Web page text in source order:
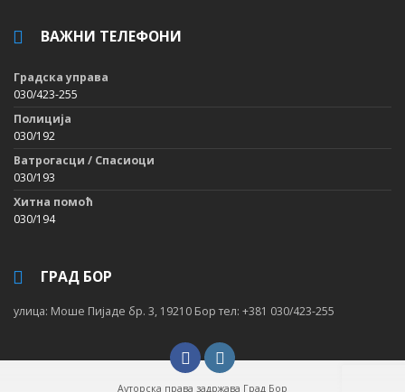
ВАЖНИ ТЕЛЕФОНИ
Градска управа
030/423-255
Полиција
030/192
Ватрогасци / Спасиоци
030/193
Хитна помоћ
030/194
ГРАД БОР
улица: Моше Пијаде бр. 3, 19210 Бор тел: +381 030/423-255
Ауторска права задржава Град Бор